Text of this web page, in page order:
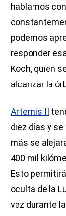
hablamos
podemos
responder
Koch, quien
alcanzar la
Artemis II
diez días y
más se
400 mil
Esto
oculta de la
vez durante